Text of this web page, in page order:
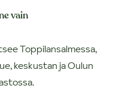
vain
Toppilansalmessa,
keskustan ja Oulun